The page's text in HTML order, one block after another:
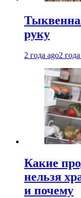
руку
2 года ago2
Какие
нельзя
и почему